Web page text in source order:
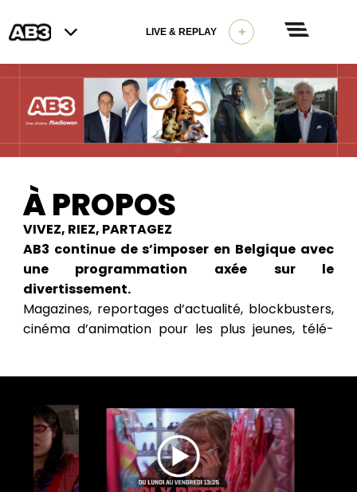
LIVE & REPLAY +
À PROPOS
VIVEZ, RIEZ, PARTAGEZ
AB3 continue de s’imposer en Belgique avec
une programmation axée sur le
divertissement.
Magazines, reportages d’actualité, blockbusters,
cinéma d’animation pour les plus jeunes, télé-